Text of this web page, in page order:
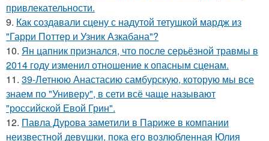
привлекательности.
9. Как создавали сцену с надутой тетушкой мардж из
"Гарри Поттер и Узник Азкабана"?
10. Ян цапник признался, что после серьёзной травмы в
2014 году изменил отношение к опасным сценам.
11. 39-Летнюю Анастасию самбурскую, которую мы все
знаем по "Универу", в сети всё чаще называют
"российской Евой Грин".
12. Павла Дурова заметили в Париже в компании
неизвестной девушки, пока его возлюбленная Юлия